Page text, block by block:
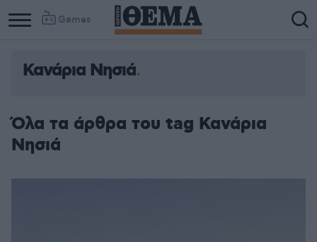
Games
Κανάρια Νησιά
Όλα τα άρθρα του tag Κανάρια
Νησιά